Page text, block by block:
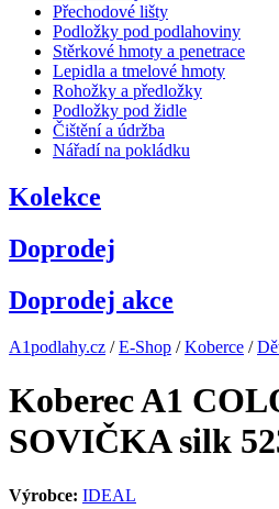
Přechodové lišty
Podložky pod podlahoviny
Stěrkové hmoty a penetrace
Lepidla a tmelové hmoty
Rohožky a předložky
Podložky pod židle
Čištění a údržba
Nářadí na pokládku
Kolekce
Doprodej
Doprodej akce
A1podlahy.cz /E-Shop /Koberce /
Koberec A1
SOVIČKA silk
Výrobce: IDEAL